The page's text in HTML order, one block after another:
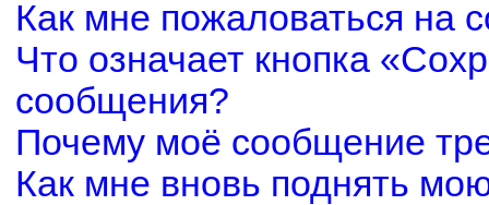
Как мне пожаловаться на
Что означает кнопка
сообщения?
Почему моё сообщение
Как мне вновь поднять